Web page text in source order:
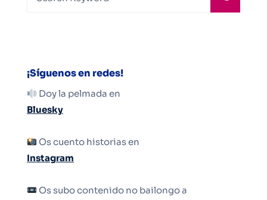
¡Síguenos en redes!
Doy la pelmada en
Bluesky
Os cuento historias en
Instagram
Os subo contenido no bailongo a